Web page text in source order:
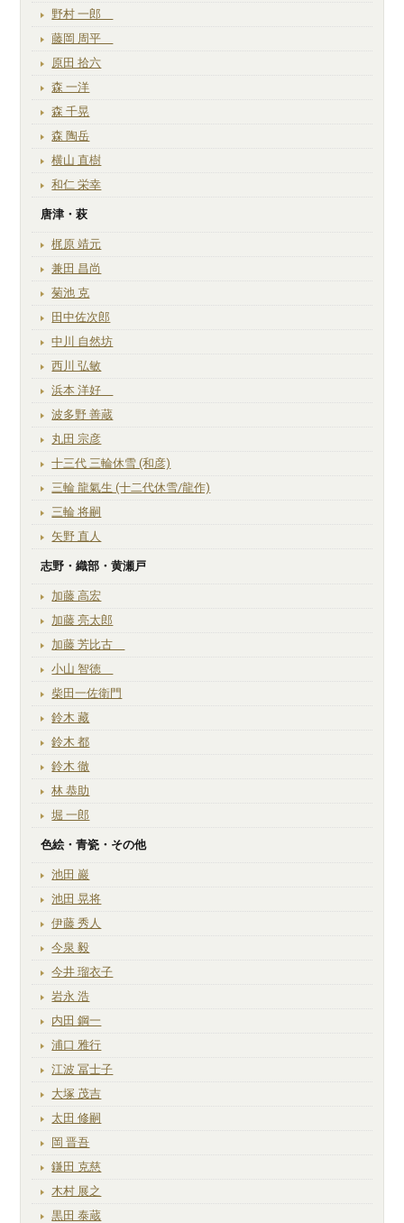
野村 一郎
藤岡 周平
原田 拾六
森 一洋
森 千晃
森 陶岳
横山 直樹
和仁 栄幸
唐津・萩
梶原 靖元
兼田 昌尚
菊池 克
田中佐次郎
中川 自然坊
西川 弘敏
浜本 洋好
波多野 善蔵
丸田 宗彦
十三代 三輪休雪 (和彦)
三輪 龍氣生 (十二代休雪/龍作)
三輪 将嗣
矢野 直人
志野・織部・黄瀬戸
加藤 高宏
加藤 亮太郎
加藤 芳比古
小山 智徳
柴田一佐衛門
鈴木 藏
鈴木 都
鈴木 徹
林 恭助
堀 一郎
色絵・青瓷・その他
池田 巖
池田 晃将
伊藤 秀人
今泉 毅
今井 瑠衣子
岩永 浩
内田 鋼一
浦口 雅行
江波 冨士子
大塚 茂吉
太田 修嗣
岡 晋吾
鎌田 克慈
木村 展之
黒田 泰蔵